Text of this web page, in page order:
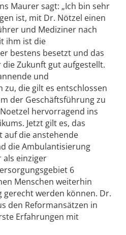
Maurer sagt: „Ich bin sehr
ist, mit Dr. Nötzel einen
und Mediziner nach
ihm ist die
bestens besetzt und das
Zukunft gut aufgestellt.
und
die gilt es entschlossen
der Geschäftsführung zu
hervorragend ins
Jetzt gilt es, das
auf die anstehende
die Ambulantisierung
einziger
6
Menschen weiterhin
werden können. Dr.
den Reformansätzen in
Erfahrungen mit